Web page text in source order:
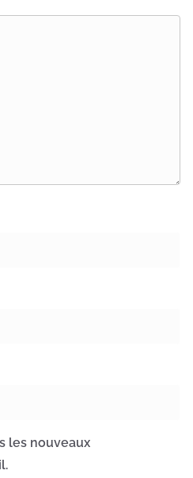
les nouveaux